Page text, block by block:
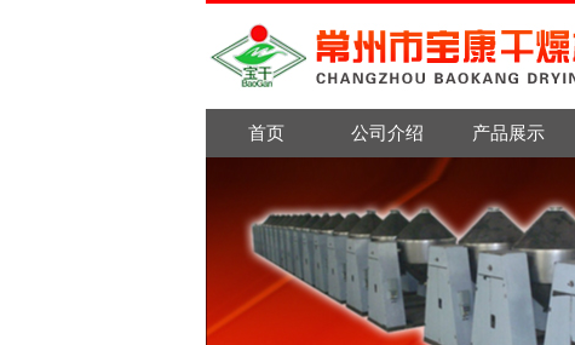
首页 公司介绍 产品展示